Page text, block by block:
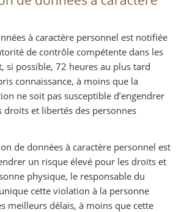
à caractère personnel est notifiée
de contrôle compétente dans les
si possible, 72 heures au plus tard
connaissance, à moins que la
ne soit pas susceptible d’engendrer
droits et libertés des personnes
de données à caractère personnel est
un risque élevé pour les droits et
physique, le responsable du
cette violation à la personne
meilleurs délais, à moins que cette